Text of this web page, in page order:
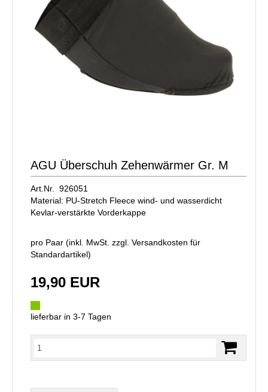
AGU Überschuh Zehenwärmer Gr. M
Art.Nr. 926051
Material: PU-Stretch Fleece wind- und wasserdicht
Kevlar-verstärkte Vorderkappe
pro Paar (inkl. MwSt. zzgl. Versandkosten für
Standardartikel)
19,90 EUR
lieferbar in 3-7 Tagen